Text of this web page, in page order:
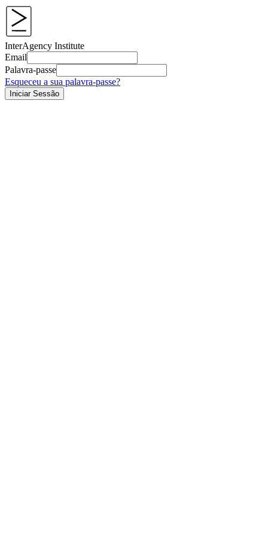
InterAgency Institute
Email
Palavra-passe
Esqueceu a sua palavra-passe?
Iniciar Sessão